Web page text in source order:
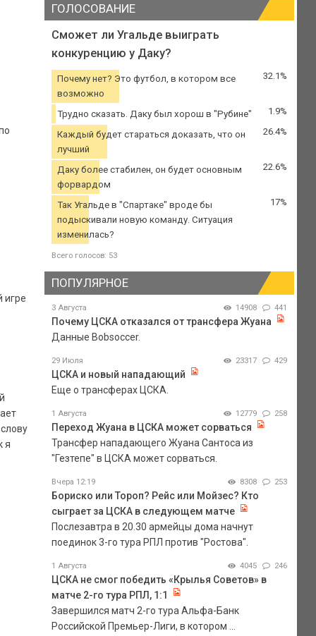
игре
я
ГОЛОСОВАНИЕ
Сможет ли Угальде выиграть
конкуренцию у Даку?
Почему нет? Это футбол, в котором все
возможно
32.1%
Трудно сказать. Даку был хорош в "Рубине" 1.9%
Каждый будет стараться доказать, что он
лучший
26.4%
Даку более стабилен, он будет основным
форвардом
22.6%
Так Угальде в "Спартаке" вроде бы
подыскивали новую команду. Ситуация
изменилась?
17%
Всего голосов: 53
ПОПУЛЯРНОЕ
3 Августа 14908 441
Почему ЦСКА отказался от трансфера Жуана
Данные Bobsoccer.
29 Июля 23317 429
ЦСКА и новый нападающий
Еще о трансферах ЦСКА.
1 Августа 12779 258
Переход Жуана в ЦСКА может сорваться
Трансфер нападающего Жуана Сантоса из
"Гезтепе" в ЦСКА может сорваться.
Вчера 12:19 8308 253
Бориско или Тороп? Рейс или Мойзес? Кто
сыграет за ЦСКА в следующем матче
Послезавтра в 20.30 армейцы дома начнут
поединок 3-го тура РПЛ против "Ростова".
1 Августа 4045 246
ЦСКА не смог победить «Крылья Советов» в
матче 2-го тура РПЛ, 1:1
Завершился матч 2-го тура Альфа-Банк
Российской Премьер-Лиги, в котором ...